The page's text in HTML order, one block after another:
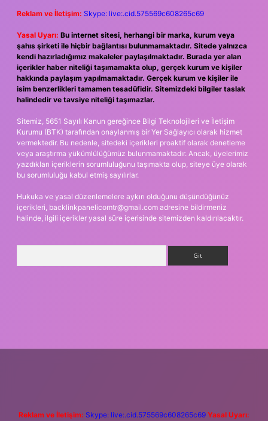
Reklam ve İletişim: Skype: live:.cid.575569c608265c69
Yasal Uyarı: Bu internet sitesi, herhangi bir marka, kurum veya
şahıs şirketi ile hiçbir bağlantısı bulunmamaktadır. Sitede yalnızca
kendi hazırladığımız makaleler paylaşılmaktadır. Burada yer alan
içerikler haber niteliği taşımamakta olup, gerçek kurum ve kişiler
hakkında paylaşım yapılmamaktadır. Gerçek kurum ve kişiler ile
isim benzerlikleri tamamen tesadüfidir. Sitemizdeki bilgiler taslak
halindedir ve tavsiye niteliği taşımazlar.
Sitemiz, 5651 Sayılı Kanun gereğince Bilgi Teknolojileri ve İletişim
Kurumu (BTK) tarafından onaylanmış bir Yer Sağlayıcı olarak hizmet
vermektedir. Bu nedenle, sitedeki içerikleri proaktif olarak denetleme
veya araştırma yükümlülüğümüz bulunmamaktadır. Ancak, üyelerimiz
yazdıkları içeriklerin sorumluluğunu taşımakta olup, siteye üye olarak
bu sorumluluğu kabul etmiş sayılırlar.
Hukuka ve yasal düzenlemelere aykırı olduğunu düşündüğünüz
içerikleri, backlinkpanelicomtr@gmail.com adresine bildirmeniz
halinde, ilgili içerikler yasal süre içerisinde sitemizden kaldırılacaktır.
Reklam ve İletişim: Skype: live:.cid.575569c608265c69 Yasal Uyarı: